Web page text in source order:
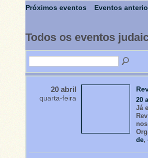
Próximos eventos Eventos
Todos os eventos
20 abril
quarta-feira 20
Já
de,